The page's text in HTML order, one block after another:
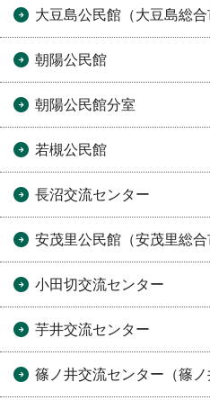
大豆島公民館（大豆島総合
朝陽公民館
朝陽公民館分室
若槻公民館
長沼交流センター
安茂里公民館（安茂里総合
小田切交流センター
芋井交流センター
篠ノ井交流センター（篠ノ